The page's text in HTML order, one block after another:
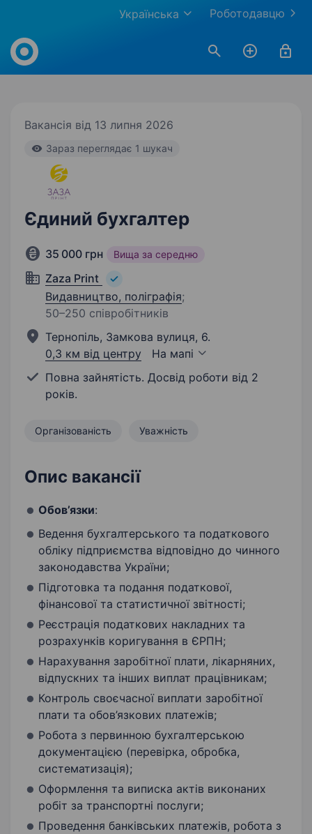
Роботодавцю
Українська
Work.ua
Вакансія від 13 липня 2026
Зараз переглядає 1 шукач
Єдиний бухгалтер
35 000 грн Вища за середню
Zaza Print
Видавництво, поліграфія;
50–250 співробітників
Тернопіль, Замкова вулиця, 6.
0,3 км від центру
На мапі
Повна зайнятість. Досвід роботи від 2
років.
Організованість Уважність
Опис вакансії
Обов’язки:
Ведення бухгалтерського та податкового
обліку підприємства відповідно до чинного
законодавства України;
Підготовка та подання податкової,
фінансової та статистичної звітності;
Реєстрація податкових накладних та
розрахунків коригування в ЄРПН;
Нарахування заробітної плати, лікарняних,
відпускних та інших виплат працівникам;
Контроль своєчасної виплати заробітної
плати та обов’язкових платежів;
Робота з первинною бухгалтерською
документацією (перевірка, обробка,
систематизація);
Оформлення та виписка актів виконаних
робіт за транспортні послуги;
Проведення банківських платежів, робота з